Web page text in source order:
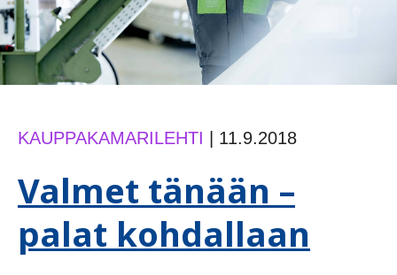
KAUPPAKAMARILEHTI | 11.9.2018
Valmet tänään –
palat kohdallaan